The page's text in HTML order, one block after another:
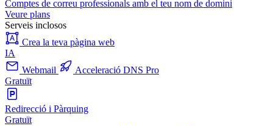
Comptes de correu professionals amb el teu nom de domini
Veure plans
Serveis inclosos
Crea la teva pàgina web
IA
Webmail
Acceleració DNS Pro
Gratuït
Redirecció i Pàrquing
Gratuït